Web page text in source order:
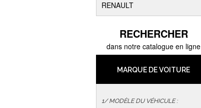
RENAULT
RECHERCHER
dans notre catalogue en ligne
MARQUE DE VOITURE
1/ MODÈLE DU VÉHICULE :